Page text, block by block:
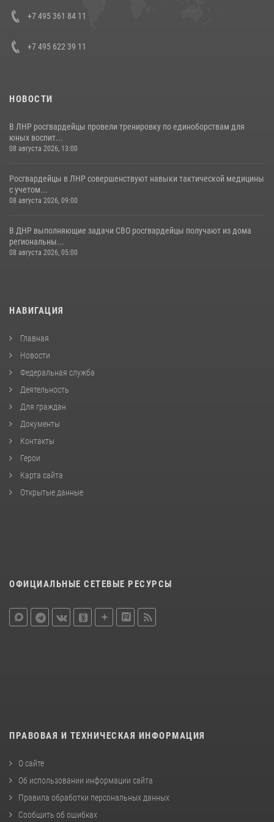
Кавказском федеральном округе Виталием Кузнецовым
+7 495 361 84 11
+7 495 622 39 11
НОВОСТИ
В ЛНР росгвардейцы провели тренировку по единоборствам для
юных воспит...
08 августа 2026, 13:00
Росгвардейцы в ЛНР совершенствуют навыки тактической медицины
с учетом...
08 августа 2026, 09:00
В ДНР выполняющие задачи СВО росгвардейцы получают из дома
региональны...
08 августа 2026, 05:00
НАВИГАЦИЯ
Главная
Новости
Федеральная служба
Деятельность
Для граждан
Документы
Контакты
Герои
Карта сайта
Открытые данные
ОФИЦИАЛЬНЫЕ СЕТЕВЫЕ РЕСУРСЫ
ПРАВОВАЯ И ТЕХНИЧЕСКАЯ ИНФОРМАЦИЯ
О сайте
Об использовании информации сайта
Правила обработки персональных данных
Сообщить об ошибках